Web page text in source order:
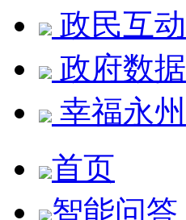
政民互动
政府数据
幸福永州
首页
智能问答